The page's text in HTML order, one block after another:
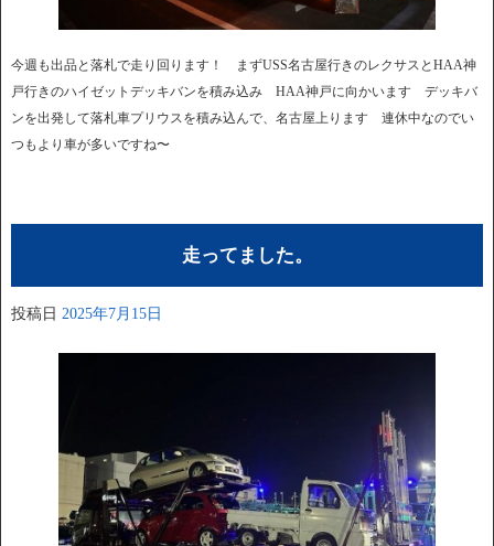
今週も出品と落札で走り回ります！ まずUSS名古屋行きのレクサスとHAA神
戸行きのハイゼットデッキバンを積み込み HAA神戸に向かいます デッキバ
ンを出発して落札車プリウスを積み込んで、名古屋上ります 連休中なのでい
つもより車が多いですね〜
走ってました。
投稿日 2025年7月15日